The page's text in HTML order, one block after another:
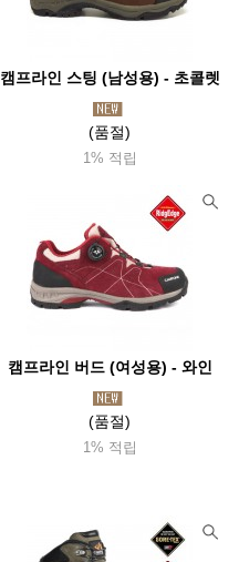
캠프라인 스팅 (남성용) - 초콜렛
(품절)
1% 적립
캠프라인 버드 (여성용) - 와인
(품절)
1% 적립